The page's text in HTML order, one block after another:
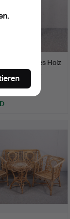
vergoldetes Holz
9. Mär 2026